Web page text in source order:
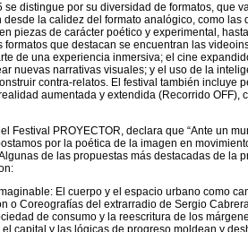
se distingue por su diversidad de formatos, que
la calidez del formato analógico, como las
piezas de carácter poético y experimental,
formatos que destacan se encuentran las
de una experiencia inmersiva; el cine
nuevas narrativas visuales; y el uso de la
contra-relatos. El festival también incluye
aumentada y extendida (Recorrido OFF),
Festival PROYECTOR, declara que “Ante un
por la poética de la imagen en
de las propuestas más destacadas de la
El cuerpo y el espacio urbano como
o Coreografías del extrarradio de Sergio
de consumo y la reescritura de los